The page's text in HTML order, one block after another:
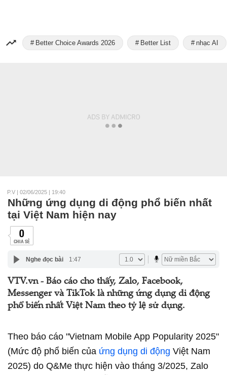
Better Choice Awards 2026 Better List nhạc AI
P.V | 02/06/2025 | 19:40
Những ứng dụng di động phổ biến nhất
tại Việt Nam hiện nay
0
CHIA SẺ
Nghe đọc bài 1:47
VTV.vn - Báo cáo cho thấy, Zalo, Facebook,
Messenger và TikTok là những ứng dụng di động
phổ biến nhất Việt Nam theo tỷ lệ sử dụng.
Theo báo cáo "Vietnam Mobile App Popularity 2025"
(Mức độ phổ biến của ứng dụng di động Việt Nam
2025) do Q&Me thực hiện vào tháng 3/2025, Zalo